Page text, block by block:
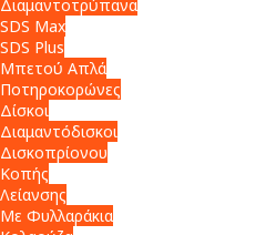
Διαμαντοτρύπανα
SDS Max
SDS Plus
Μπετού Απλά
Ποτηροκορώνες
Δίσκοι
Διαμαντόδισκοι
Δισκοπρίονου
Κοπής
Λείανσης
Με Φυλλαράκια